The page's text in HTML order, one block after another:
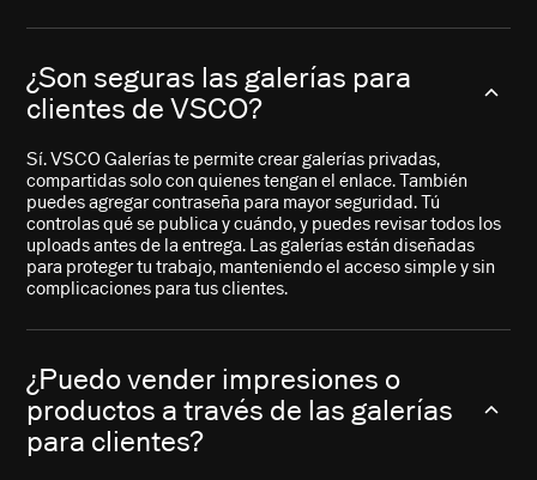
¿Son seguras las galerías para
clientes de VSCO?
Sí. VSCO Galerías te permite crear galerías privadas,
compartidas solo con quienes tengan el enlace. También
puedes agregar contraseña para mayor seguridad. Tú
controlas qué se publica y cuándo, y puedes revisar todos los
uploads antes de la entrega. Las galerías están diseñadas
para proteger tu trabajo, manteniendo el acceso simple y sin
complicaciones para tus clientes.
¿Puedo vender impresiones o
productos a través de las galerías
para clientes?